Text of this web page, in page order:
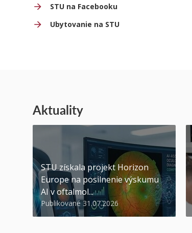
STU na Facebooku
Ubytovanie na STU
Aktuality
STU získala projekt Horizon
Europe na posilnenie výskumu
AI v oftalmol...
Publikované 31.07.2026